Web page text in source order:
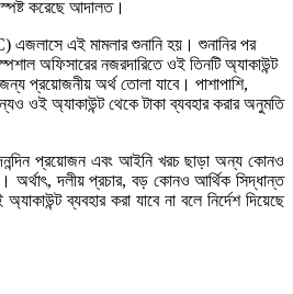
করেছে আদালত।
এজলাসে এই মামলার শুনানি হয়। শুনানির পর
অফিসারের নজরদারিতে ওই তিনটি অ্যাকাউন্ট
প্রয়োজনীয় অর্থ তোলা যাবে। পাশাপাশি,
ওই অ্যাকাউন্ট থেকে টাকা ব্যবহার করার অনুমতি
প্রয়োজন এবং আইনি খরচ ছাড়া অন্য কোনও
অর্থাৎ, দলীয় প্রচার, বড় কোনও আর্থিক সিদ্ধান্ত
ব্যবহার করা যাবে না বলে নির্দেশ দিয়েছে